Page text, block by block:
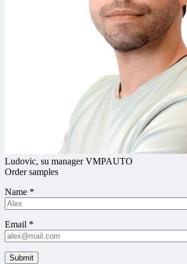
Ludovic, su manager VMPAUTO
Order samples
Name *
Email *